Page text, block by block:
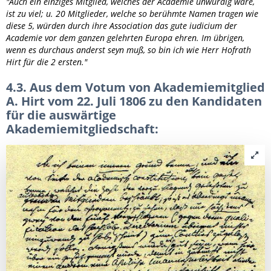
ist zu viel; u. 20 Mitglieder, welche so berühmte Namen tragen wie
diese 5, würden durch ihre Association das gute iudicium der
Academie vor dem ganzen gelehrten Europa ehren. Im übrigen,
wenn es durchaus anderst seyn muß, so bin ich wie Herr Hofrath
Hirt für die 2 ersten."
4.3. Aus dem Votum von Akademiemitglied
A. Hirt vom 22. Juli 1806 zu den Kandidaten
für die auswärtige
Akademiemitgliedschaft: